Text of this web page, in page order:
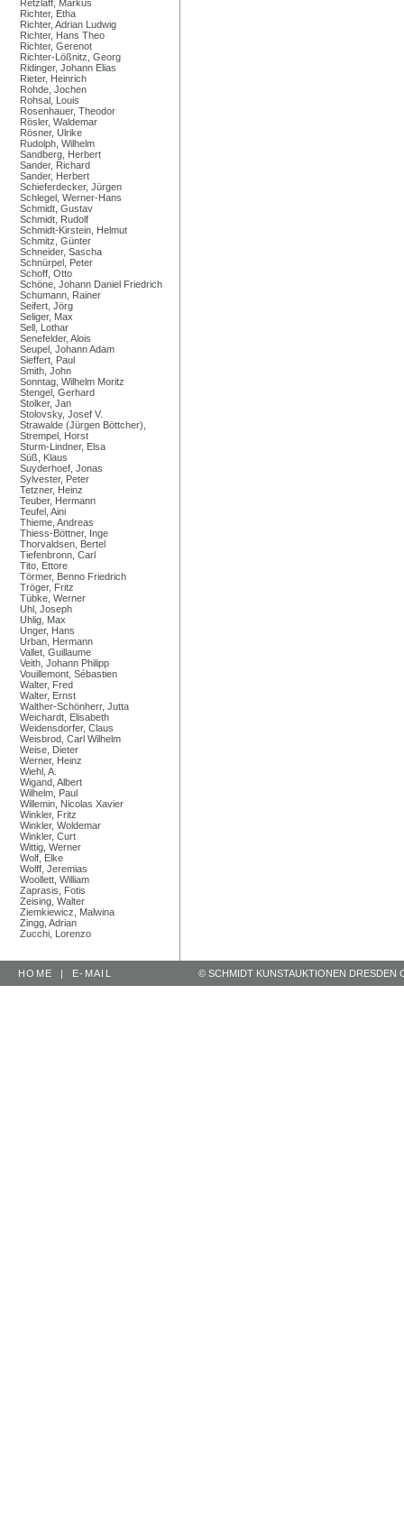
Retzlaff, Markus
Richter, Etha
Richter, Adrian Ludwig
Richter, Hans Theo
Richter, Gerenot
Richter-Lößnitz, Georg
Ridinger, Johann Elias
Rieter, Heinrich
Rohde, Jochen
Rohsal, Louis
Rosenhauer, Theodor
Rösler, Waldemar
Rösner, Ulrike
Rudolph, Wilhelm
Sandberg, Herbert
Sander, Richard
Sander, Herbert
Schieferdecker, Jürgen
Schlegel, Werner-Hans
Schmidt, Gustav
Schmidt, Rudolf
Schmidt-Kirstein, Helmut
Schmitz, Günter
Schneider, Sascha
Schnürpel, Peter
Schoff, Otto
Schöne, Johann Daniel Friedrich
Schumann, Rainer
Seifert, Jörg
Seliger, Max
Sell, Lothar
Senefelder, Alois
Seupel, Johann Adam
Sieffert, Paul
Smith, John
Sonntag, Wilhelm Moritz
Stengel, Gerhard
Stolker, Jan
Stolovsky, Josef V.
Strawalde (Jürgen Böttcher),
Strempel, Horst
Sturm-Lindner, Elsa
Süß, Klaus
Suyderhoef, Jonas
Sylvester, Peter
Tetzner, Heinz
Teuber, Hermann
Teufel, Aini
Thieme, Andreas
Thiess-Böttner, Inge
Thorvaldsen, Bertel
Tiefenbronn, Carl
Tito, Ettore
Törmer, Benno Friedrich
Tröger, Fritz
Tübke, Werner
Uhl, Joseph
Uhlig, Max
Unger, Hans
Urban, Hermann
Vallet, Guillaume
Veith, Johann Philipp
Vouillemont, Sébastien
Walter, Fred
Walter, Ernst
Walther-Schönherr, Jutta
Weichardt, Elisabeth
Weidensdorfer, Claus
Weisbrod, Carl Wilhelm
Weise, Dieter
Werner, Heinz
Wiehl, A.
Wigand, Albert
Wilhelm, Paul
Willemin, Nicolas Xavier
Winkler, Fritz
Winkler, Woldemar
Winkler, Curt
Wittig, Werner
Wolf, Elke
Wolff, Jeremias
Woollett, William
Zaprasis, Fotis
Zeising, Walter
Ziemkiewicz, Malwina
Zingg, Adrian
Zucchi, Lorenzo
HOME | E-MAIL © SCHMIDT KUNSTAUKTIONEN DRESDEN